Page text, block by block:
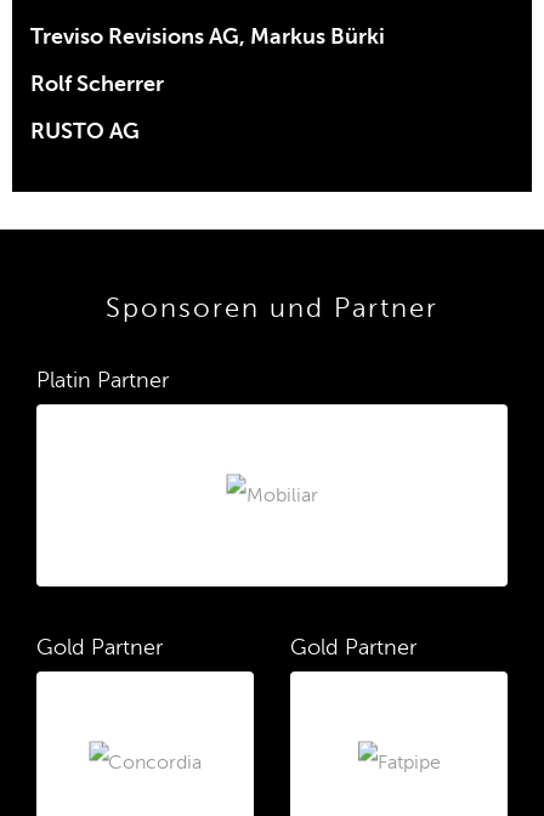
Treviso Revisions AG, Markus Bürki
Rolf Scherrer
RUSTO AG
Sponsoren und Partner
Platin Partner
Gold Partner Gold Partner